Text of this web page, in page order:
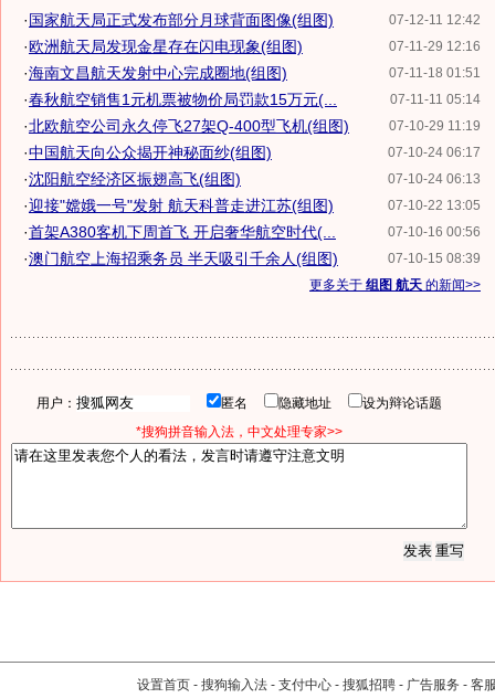
07-12-11 12:42
·国家航天局正式发布部分月球背面图像(组图)
07-11-29 12:16
·欧洲航天局发现金星存在闪电现象(组图)
07-11-18 01:51
·海南文昌航天发射中心完成圈地(组图)
07-11-11 05:14
·春秋航空销售1元机票被物价局罚款15万元(...
07-10-29 11:19
·北欧航空公司永久停飞27架Q-400型飞机(组图)
07-10-24 06:17
·中国航天向公众揭开神秘面纱(组图)
07-10-24 06:13
·沈阳航空经济区振翅高飞(组图)
07-10-22 13:05
·迎接"嫦娥一号"发射 航天科普走进江苏(组图)
07-10-16 00:56
·首架A380客机下周首飞 开启奢华航空时代(...
07-10-15 08:39
·澳门航空上海招乘务员 半天吸引千余人(组图)
更多关于 组图 航天 的新闻>>
用户： 匿名 隐藏地址
设为辩论话题
*搜狗拼音输入法，中文处理专家>>
设置首页 - 搜狗输入法 - 支付中心 - 搜狐招聘 - 广告服务 - 客